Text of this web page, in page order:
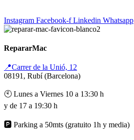
Instagram Facebook-f Linkedin Whatsapp
RepararMac
📍Carrer de la Unió, 12
08191, Rubí (Barcelona)
🕙 Lunes a Viernes 10 a 13:30 h
y de 17 a 19:30 h
🅿️ Parking a 50mts (gratuito 1h y media)